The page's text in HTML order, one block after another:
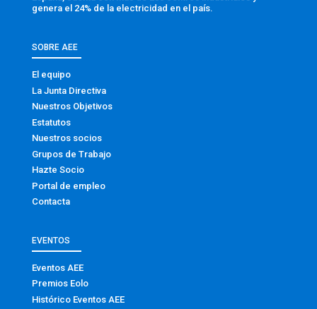
genera el 24% de la electricidad en el país.
SOBRE AEE
El equipo
La Junta Directiva
Nuestros Objetivos
Estatutos
Nuestros socios
Grupos de Trabajo
Hazte Socio
Portal de empleo
Contacta
EVENTOS
Eventos AEE
Premios Eolo
Histórico Eventos AEE